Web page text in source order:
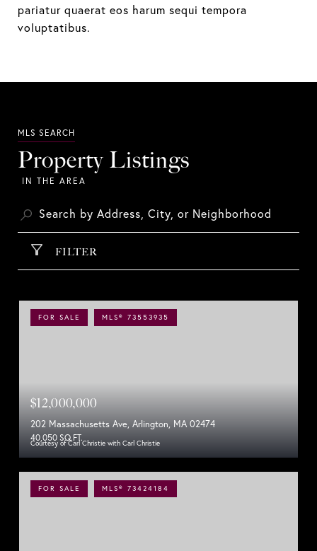
pariatur quaerat eos harum sequi tempora
voluptatibus.
Property Listings
FILTER
FOR SALE MLS® 73553935
Courtesy of Carl Christie with Carl Christie
$12,000,000
202 Massachusetts Ave, Arlington, MA 02474
40,050 SQ.FT.
FOR SALE MLS® 73424184